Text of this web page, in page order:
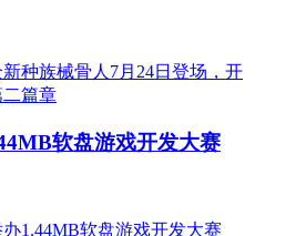
软盘游戏开发大赛